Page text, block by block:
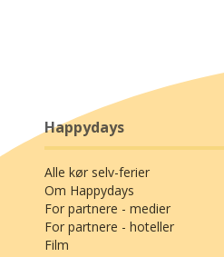
Happydays
Alle kør selv-ferier
Om Happydays
For partnere - medier
For partnere - hoteller
Film